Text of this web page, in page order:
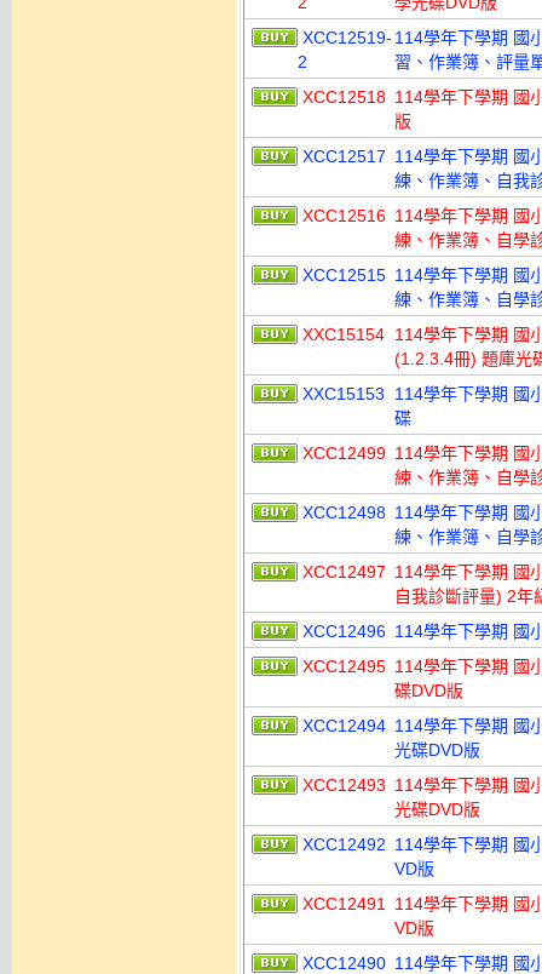
XCC12519-
2
114學年下學期 國
習、作業簿、評量
XCC12518 114學年下學期 國
版
XCC12517 114學年下學期 國
練、作業簿、自我
XCC12516 114學年下學期 國
練、作業簿、自學
XCC12515 114學年下學期 國
練、作業簿、自學
XXC15154 114學年下學期 國
(1.2.3.4冊) 題庫光
XXC15153
114學年下學期 國
碟
XCC12499 114學年下學期 國
練、作業簿、自學
XCC12498 114學年下學期 國
練、作業簿、自學
XCC12497 114學年下學期 國
自我診斷評量) 2年
XCC12496 114學年下學期 國
XCC12495 114學年下學期 國
碟DVD版
XCC12494 114學年下學期 國
光碟DVD版
XCC12493 114學年下學期 國
光碟DVD版
XCC12492 114學年下學期 國
VD版
XCC12491
114學年下學期 國
VD版
XCC12490 114學年下學期 國